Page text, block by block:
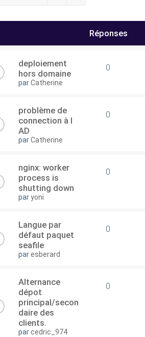
Réponses
deploiement
hors domaine
parCatherine
0
problème de
connection à l
AD
parCatherine
0
nginx: worker
process is
shutting down
paryoni
0
Langue par
défaut paquet
seafile
paresberard
0
Alternance
dépot
principal/secon
daire des
clients.
parcedric_974
0